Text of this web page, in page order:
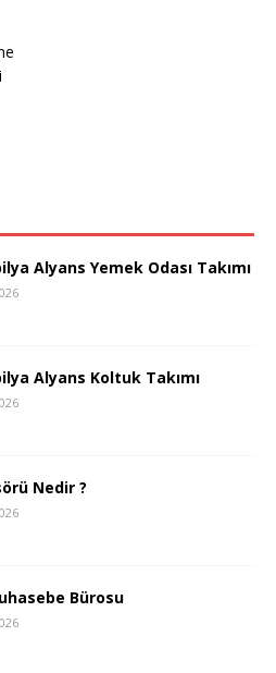
Alyans Yemek Odası Takımı
Alyans Koltuk Takımı
Nedir ?
Bürosu